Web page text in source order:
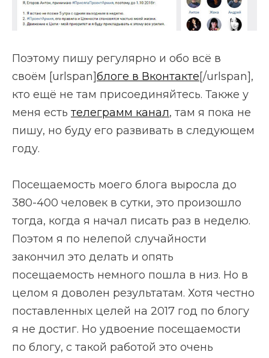
Поэтому пишу регулярно и обо всё в
своём [urlspan]блоге в Вконтакте[/urlspan],
кто ещё не там присоединяйтесь. Также у
меня есть телеграмм канал, там я пока не
пишу, но буду его развивать в следующем
году.
Посещаемость моего блога выросла до
380-400 человек в сутки, это произошло
тогда, когда я начал писать раз в неделю.
Поэтом я по нелепой случайности
закончил это делать и опять
посещаемость немного пошла в низ. Но в
целом я доволен результатам. Хотя честно
поставленных целей на 2017 год по блогу
я не достиг. Но удвоение посещаемости
по блогу, с такой работой это очень